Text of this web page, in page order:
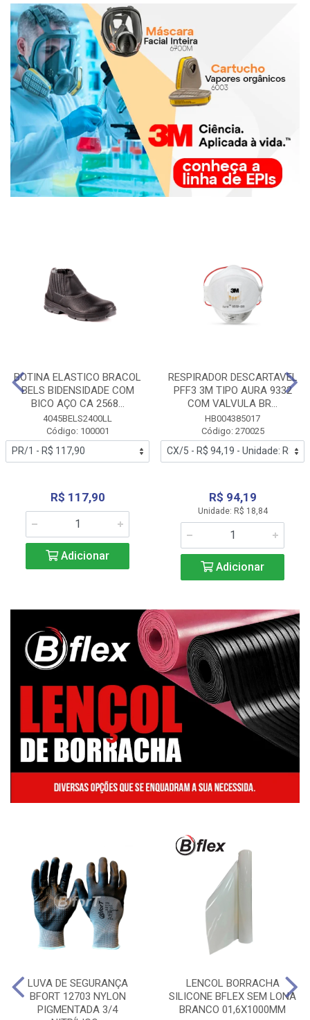
BOTINA ELASTICO BRACOL
BELS BIDENSIDADE COM
BICO AÇO CA 2568...
4045BELS2400LL
Código: 100001
R$ 117,90
Adicionar
RESPIRADOR DESCARTAVEL
PFF3 3M TIPO AURA 9332
COM VALVULA BR...
HB004385017
Código: 270025
R$ 94,19
Unidade: R$ 18,84
Adicionar
LUVA DE SEGURANÇA
BFORT 12703 NYLON
PIGMENTADA 3/4
LENCOL BORRACHA
SILICONE BFLEX SEM LONA
BRANCO 01,6X1000MM